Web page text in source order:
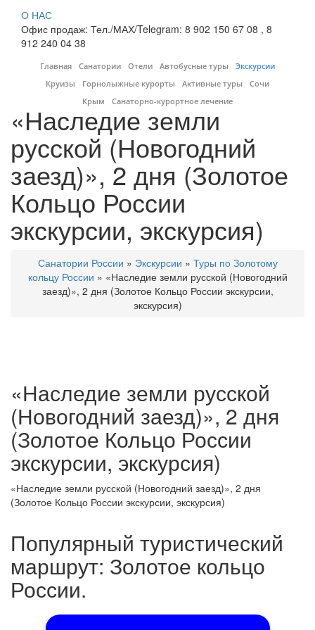
О НАС
Офис продаж: Тел./МАХ/Telegram: 8 902 150 67 08 , 8
912 240 04 38
Главная Санатории Отели Автобусные туры
Экскурсии
Круизы
Горнолыжные курорты Активные туры
Сочи
Крым
Санаторно-курортное лечение
«Наследие земли
русской (Новогодний
заезд)», 2 дня (Золотое
Кольцо России
экскурсии, экскурсия)
Санатории России » Экскурсии » Туры по Золотому
кольцу России » «Наследие земли русской (Новогодний
заезд)», 2 дня (Золотое Кольцо России экскурсии,
экскурсия)
«Наследие земли русской
(Новогодний заезд)», 2 дня
(Золотое Кольцо России
экскурсии, экскурсия)
«Наследие земли русской (Новогодний заезд)», 2 дня
(Золотое Кольцо России экскурсии, экскурсия)
Популярный туристический
маршрут: Золотое кольцо
России.